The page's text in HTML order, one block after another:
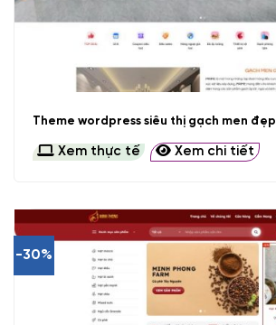
Theme wordpress siêu thị gạch men đẹp
Xem thực tế Xem chi tiết
-30%